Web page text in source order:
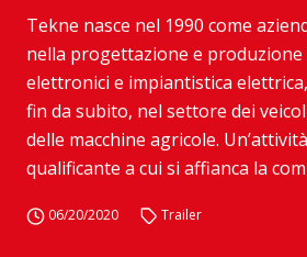
Tekne nasce nel 1990 come
nella progettazione e produzione
elettronici e impiantistica
fin da subito, nel settore dei
delle macchine agricole.
qualificante a cui si affianca la
06/20/2020 Trailer